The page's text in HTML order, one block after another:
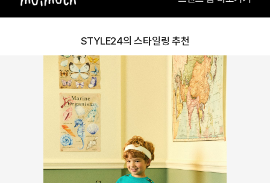
STYLE24의 스타일링 추천